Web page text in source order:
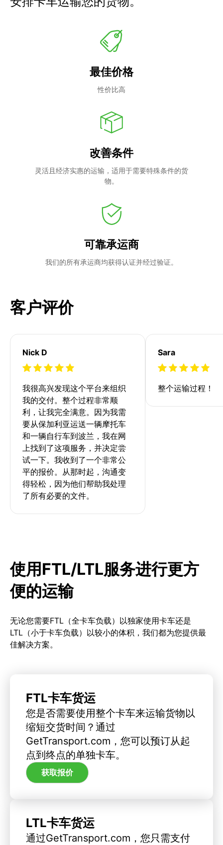
最佳价格
性价比高
改善条件
灵活且经济实惠的运输，适用于需要特殊条件的货
物。
可靠承运商
我们的所有承运商均获得认证并经过验证。
客户评价
Nick D
我很高兴发现这个平台来组织
我的交付。整个过程非常顺
利，让我完全满意。因为我需
要从保加利亚运送一辆摩托车
和一辆自行车到波兰，我在网
上找到了这项服务，并决定尝
试一下。我收到了一个非常公
平的报价。从那时起，沟通变
得轻松，因为他们帮助我处理
了所有必要的文件。
Sara
整个运输过程！
使用FTL/LTL服务进行更方
便的运输
无论您需要FTL（全卡车负载）以独家使用卡车还是
LTL（小于卡车负载）以较小的体积，我们都为您提供最
佳解决方案。
FTL卡车货运
您是否需要使用整个卡车来运输货物以
缩短交货时间？通过
GetTransport.com，您可以预订从起
点到终点的单独卡车。
获取报价
LTL卡车货运
通过GetTransport.com，您只需支付